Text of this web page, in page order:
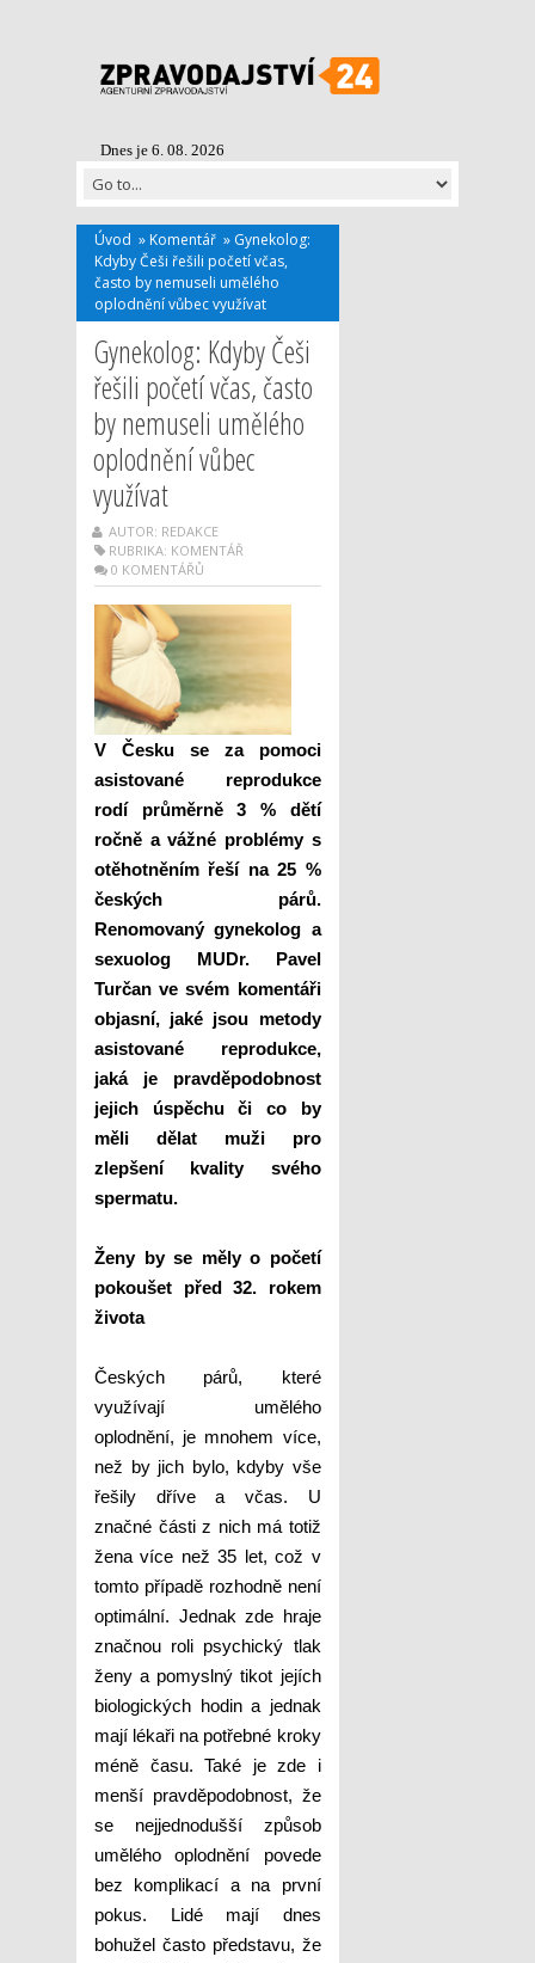
Dnes je 6. 08. 2026
Úvod » Komentář » Gynekolog:
Kdyby Češi řešili početí včas,
často by nemuseli umělého
oplodnění vůbec využívat
Gynekolog: Kdyby Češi
řešili početí včas, často
by nemuseli umělého
oplodnění vůbec
využívat
AUTOR: REDAKCE
RUBRIKA: KOMENTÁŘ
0 KOMENTÁŘŮ
V Česku se za pomoci
asistované reprodukce
rodí průměrně 3 % dětí
ročně a vážné problémy s
otěhotněním řeší na 25 %
českých párů.
Renomovaný gynekolog a
sexuolog MUDr. Pavel
Turčan ve svém komentáři
objasní, jaké jsou metody
asistované reprodukce,
jaká je pravděpodobnost
jejich úspěchu či co by
měli dělat muži pro
zlepšení kvality svého
spermatu.
Ženy by se měly o početí
pokoušet před 32. rokem
života
Českých párů, které
využívají umělého
oplodnění, je mnohem více,
než by jich bylo, kdyby vše
řešily dříve a včas. U
značné části z nich má totiž
žena více než 35 let, což v
tomto případě rozhodně není
optimální. Jednak zde hraje
značnou roli psychický tlak
ženy a pomyslný tikot jejích
biologických hodin a jednak
mají lékaři na potřebné kroky
méně času. Také je zde i
menší pravděpodobnost, že
se nejjednodušší způsob
umělého oplodnění povede
bez komplikací a na první
pokus. Lidé mají dnes
bohužel často představu, že